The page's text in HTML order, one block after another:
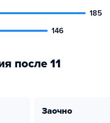
185
146
после 11
заочно